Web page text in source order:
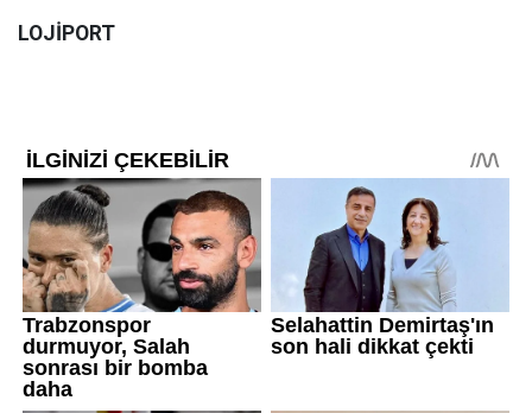
LOJİPORT